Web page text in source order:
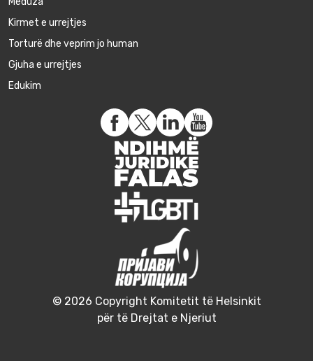
Kirmet e urrejtjes
Torturë dhe veprim jo human
Gjuha e urrejtjes
Edukim
© 2026 Copyright Komitetit të Helsinkit
për të Drejtat e Njeriut